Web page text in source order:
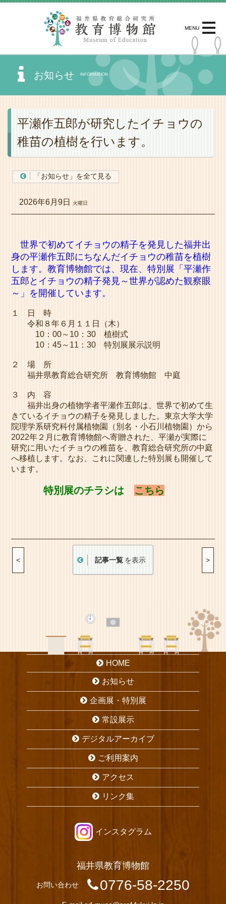
MENU
お知らせ INFORMATION
平瀬作五郎が研究したイチョウの
稚苗の植樹を行います。
「お知らせ」を全て見る
2026年6月9日 火曜日
世界で初めてイチョウの精子を発見した福井出
身の平瀬作五郎にちなんだイチョウの稚苗を植樹
します。教育博物館では、現在、特別展「平瀬作
五郎とイチョウの精子発見～世界が認めた観察眼
～」を開催しています。
１ 日 時
令和８年６月１１日（木）
10：00～10：30 植樹式
10：45～11：30 特別展展示説明
２ 場 所
福井県教育総合研究所 教育博物館 中庭
３ 内 容
福井出身の植物学者平瀬作五郎は、世界で初めて生
きているイチョウの精子を発見しました。東京大学大学
院理学系研究科付属植物園（別名・小石川植物園）から
2022年２月に教育博物館へ寄贈された、平瀬が実際に
研究に用いたイチョウの稚苗を、教育総合研究所の中庭
へ移植します。なお、これに関連した特別展も開催して
います。
特別展のチラシは こちら
< >
記事一覧 を表示
HOME
お知らせ
企画展・特別展
常設展示
デジタルアーカイブ
ご利用案内
アクセス
リンク集
インスタグラム
福井県教育博物館
お問い合わせ 0776-58-2250